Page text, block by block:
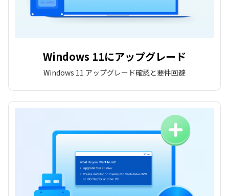
Windows 11にアップグレード
Windows 11 アップグレード確認と要件回避